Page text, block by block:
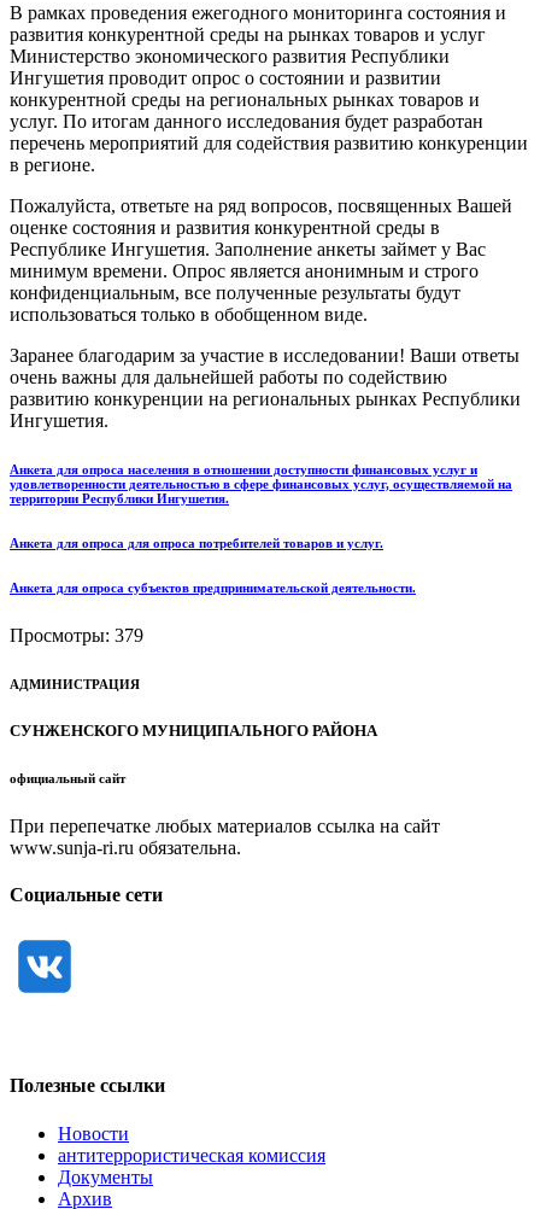
В рамках проведения ежегодного мониторинга состояния и
развития конкурентной среды на рынках товаров и услуг
Министерство экономического развития Республики
Ингушетия проводит опрос о состоянии и развитии
конкурентной среды на региональных рынках товаров и
услуг. По итогам данного исследования будет разработан
перечень мероприятий для содействия развитию конкуренции
в регионе.
Пожалуйста, ответьте на ряд вопросов, посвященных Вашей
оценке состояния и развития конкурентной среды в
Республике Ингушетия. Заполнение анкеты займет у Вас
минимум времени. Опрос является анонимным и строго
конфиденциальным, все полученные результаты будут
использоваться только в обобщенном виде.
Заранее благодарим за участие в исследовании! Ваши ответы
очень важны для дальнейшей работы по содействию
развитию конкуренции на региональных рынках Республики
Ингушетия.
Анкета для опроса населения в отношении доступности финансовых услуг и
удовлетворенности деятельностью в сфере финансовых услуг, осуществляемой на
территории Республики Ингушетия.
Анкета для опроса для опроса потребителей товаров и услуг.
Анкета для опроса субъектов предпринимательской деятельности.
Просмотры: 379
АДМИНИСТРАЦИЯ
СУНЖЕНСКОГО МУНИЦИПАЛЬНОГО РАЙОНА
официальный сайт
При перепечатке любых материалов ссылка на сайт
www.sunja-ri.ru обязательна.
Социальные сети
Полезные ссылки
Новости
антитеррористическая комиссия
Документы
Архив